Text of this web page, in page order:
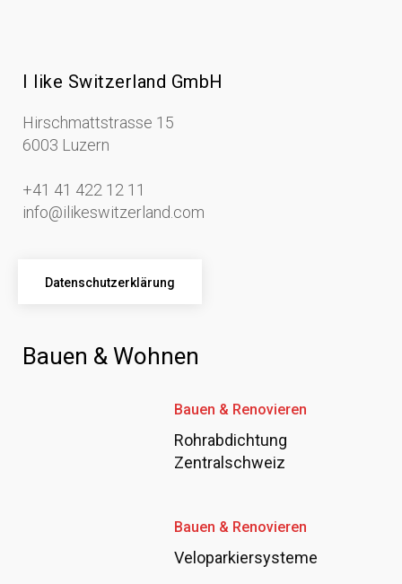
I like Switzerland GmbH
Hirschmattstrasse 15
6003 Luzern
+41 41 422 12 11
info@ilikeswitzerland.com
Datenschutzerklärung
Bauen & Wohnen
Bauen & Renovieren
Rohrabdichtung
Zentralschweiz
Bauen & Renovieren
Veloparkiersysteme